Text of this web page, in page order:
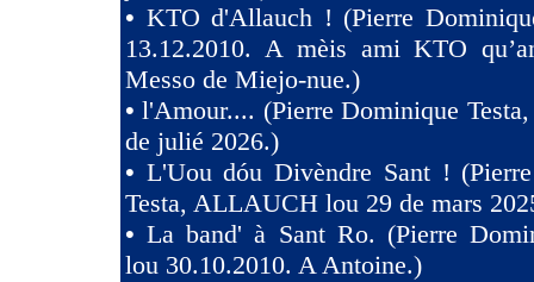
• KTO d'Allauch ! (Pierre
13.12.2010. A mèis ami KTO
Messo de Miejo-nue.)
•l'Amour.... (Pierre Dominique
de julié 2026.)
• L'Uou dóu Divèndre Sant !
Testa, ALLAUCH lou 29 de mars
•La band' à Sant Ro. (Pierre
lou 30.10.2010. A Antoine.)